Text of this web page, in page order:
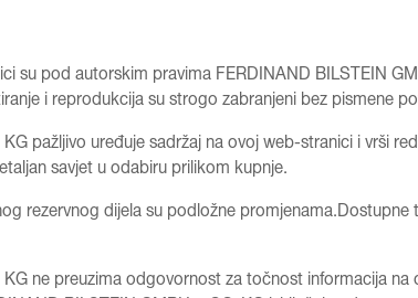
su pod autorskim pravima FERDINAND BILSTEIN
i reprodukcija su strogo zabranjeni bez pismene
pažljivo uređuje sadržaj na ovoj web-stranici i vrši
savjet u odabiru prilikom kupnje.
rezervnog dijela su podložne
KG ne preuzima odgovornost za točnost informacija